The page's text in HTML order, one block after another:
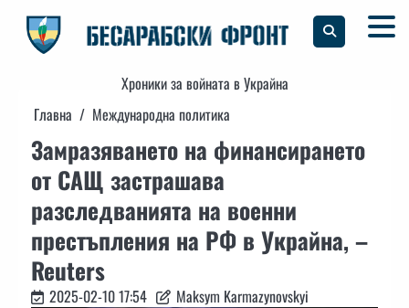
content
Хроники за войната в Украйна
Главна
Международна политика
Замразяването на финансирането
от САЩ застрашава
разследванията на военни
престъпления на РФ в Украйна, –
Reuters
2025-02-10 17:54 Maksym Karmazynovskyi